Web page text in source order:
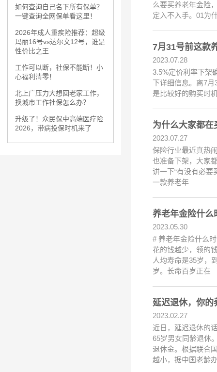
如何查询自己名下所有保单？
一键查询全网保单看这里！
2026年成人重疾险推荐：超级
玛丽16号vs达尔文12号，谁是
性价比之王
工作可以断，社保不能断！小
心福利清零！
北上广压力大想回老家工作，
换城市工作社保怎么办？
升级了！众民保中高端医疗险
2026，带病投保时机来了
么要买养老年金险
定入不入手。01为
7月31号前这款
2023.07.28
3.5%定价利率下架
下详细信息。离7
是比较好的购买时
为什么大家都在
2023.07.27
保险行业最近真热
也准备下架，大家
讲一下“有没有必要
一款养老年
养老年金险什么
2023.05.30
# 养老年金险什么
花的钱越少，领的
人均寿命是35岁，
岁。长命百岁正在
延迟退休，你
2023.02.27
近日，延迟退休的
65岁男女同龄退休
退休金。根据联合
越小，据中国老龄